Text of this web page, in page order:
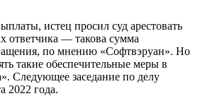
истец просил суд арестовать
ответчика — такова сумма
по мнению «Софтвэруан». Но
такие обеспечительные меры в
Следующее заседание по делу
2022 года.